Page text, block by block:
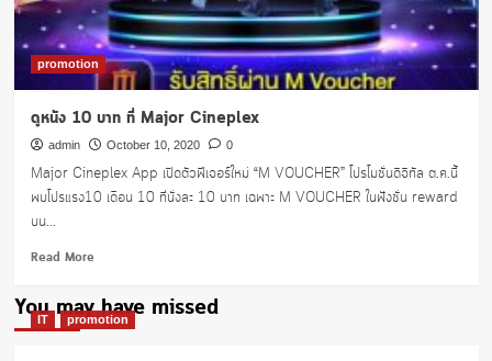
promotion
ดูหนัง 10 บาท ที่ Major Cineplex
admin October 10, 2020 0
Major Cineplex App เปิดตัวฟีเจอร์ใหม่ “M VOUCHER” โปรโมชั่นดิจิทัล ต.ค.นี้
พบโปรแรง10 เดือน 10 ที่นั่งละ 10 บาท เฉพาะ M VOUCHER ในฟังชั่น reward
บน...
Read MoreRead
about
ดู
You may have missed
IT promotion